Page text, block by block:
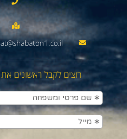
רוצים לקבל ראשונים את